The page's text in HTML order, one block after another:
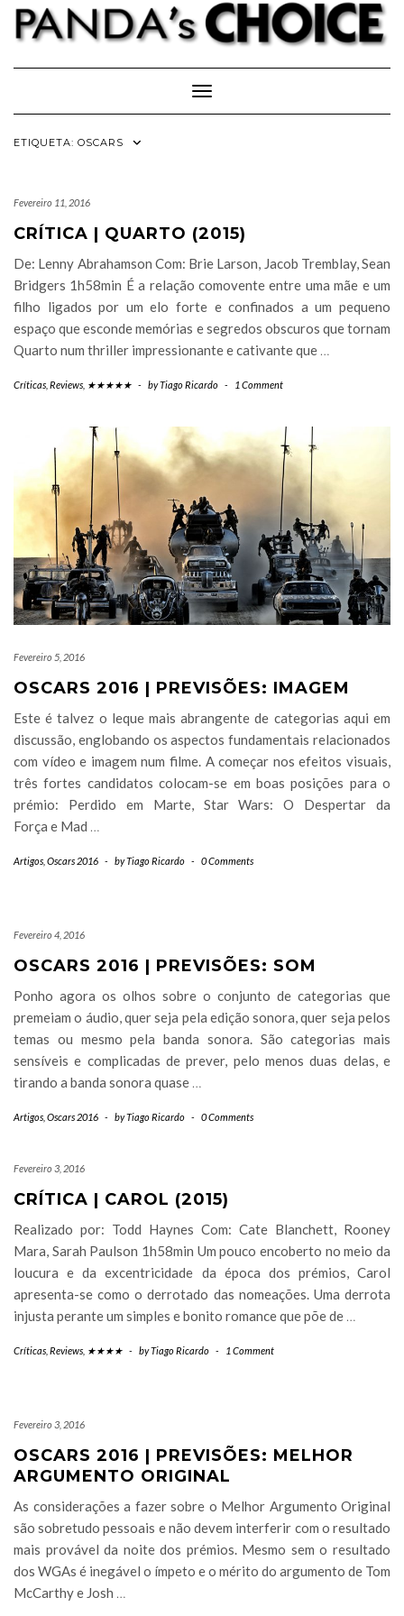
Skip
content
Toggle Navigation
ETIQUETA: OSCARS
Fevereiro 11, 2016
CRÍTICA | QUARTO (2015)
De: Lenny Abrahamson Com: Brie Larson, Jacob Tremblay, Sean
Bridgers 1h58min É a relação comovente entre uma mãe e um
filho ligados por um elo forte e confinados a um pequeno
espaço que esconde memórias e segredos obscuros que tornam
Quarto num thriller impressionante e cativante que …
Críticas Reviews ★★★★★ - byTiago Ricardo - 1 Comment
Fevereiro 5, 2016
OSCARS 2016 | PREVISÕES: IMAGEM
Este é talvez o leque mais abrangente de categorias aqui em
discussão, englobando os aspectos fundamentais relacionados
com vídeo e imagem num filme. A começar nos efeitos visuais,
três fortes candidatos colocam-se em boas posições para o
prémio: Perdido em Marte, Star Wars: O Despertar da
Força e Mad …
Artigos Oscars 2016 - byTiago Ricardo - 0 Comments
Fevereiro 4, 2016
OSCARS 2016 | PREVISÕES: SOM
Ponho agora os olhos sobre o conjunto de categorias que
premeiam o áudio, quer seja pela edição sonora, quer seja pelos
temas ou mesmo pela banda sonora. São categorias mais
sensíveis e complicadas de prever, pelo menos duas delas, e
tirando a banda sonora quase …
Artigos Oscars 2016 - byTiago Ricardo - 0 Comments
Fevereiro 3, 2016
CRÍTICA | CAROL (2015)
Realizado por: Todd Haynes Com: Cate Blanchett, Rooney
Mara, Sarah Paulson 1h58min Um pouco encoberto no meio da
loucura e da excentricidade da época dos prémios, Carol
apresenta-se como o derrotado das nomeações. Uma derrota
injusta perante um simples e bonito romance que põe de …
Críticas Reviews ★★★★ - byTiago Ricardo - 1 Comment
Fevereiro 3, 2016
OSCARS 2016 | PREVISÕES: MELHOR
ARGUMENTO ORIGINAL
As considerações a fazer sobre o Melhor Argumento Original
são sobretudo pessoais e não devem interferir com o resultado
mais provável da noite dos prémios. Mesmo sem o resultado
dos WGAs é inegável o ímpeto e o mérito do argumento de Tom
McCarthy e Josh …